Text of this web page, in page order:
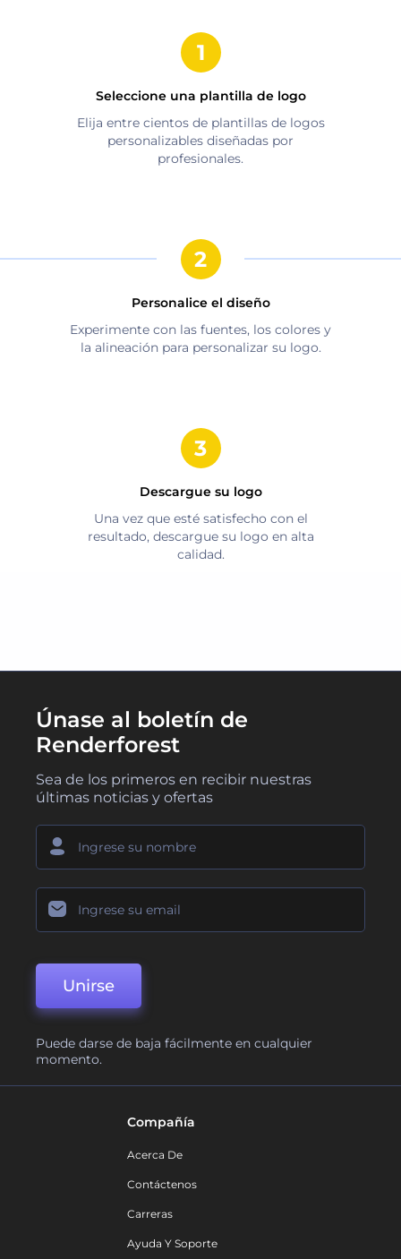
Seleccione una plantilla de logo
Elija entre cientos de plantillas de logos
personalizables diseñadas por
profesionales.
Personalice el diseño
Experimente con las fuentes, los colores y
la alineación para personalizar su logo.
Descargue su logo
Una vez que esté satisfecho con el
resultado, descargue su logo en alta
calidad.
Únase al boletín de
Renderforest
Sea de los primeros en recibir nuestras
últimas noticias y ofertas
Unirse
Puede darse de baja fácilmente en cualquier
momento.
Compañía
Acerca De
Contáctenos
Carreras
Ayuda Y Soporte